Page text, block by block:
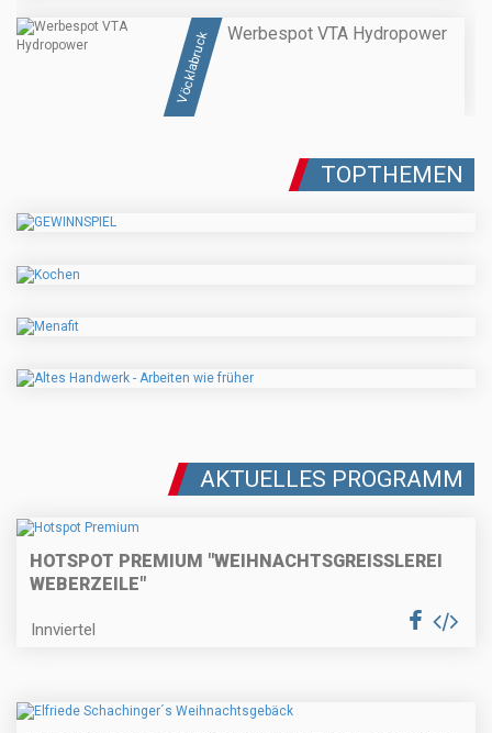
Vöcklabruck Werbespot VTA Hydropower
TOPTHEMEN
AKTUELLES PROGRAMM
HOTSPOT PREMIUM "WEIHNACHTSGREISSLEREI W
EBERZEILE"
Innviertel